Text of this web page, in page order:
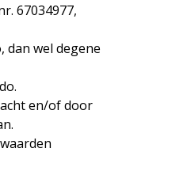
67034977,
wel degene
en/of door